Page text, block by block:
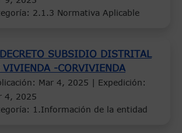
2.1.3 Normativa Aplicable
SUBSIDIO DISTRITAL
VIVIENDA -CORVIVIENDA
Mar 4, 2025 | Expedición:
4, 2025
1.Información de la entidad